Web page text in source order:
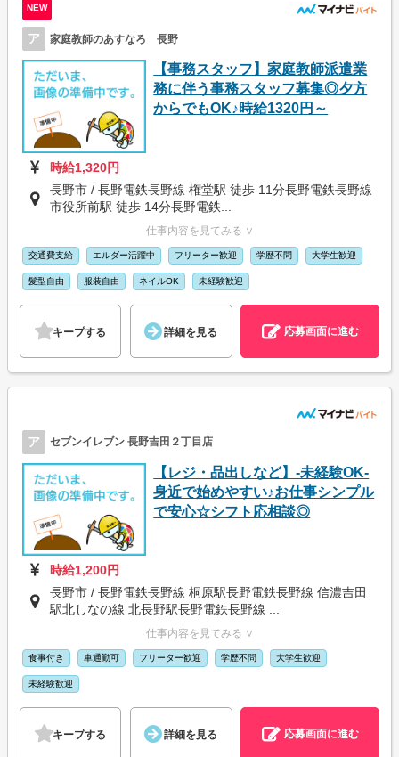
NEW
ア 家庭教師のあすなろ 長野
【事務スタッフ】家庭教師派遣業
務に伴う事務スタッフ募集◎夕方
からでもOK♪時給1320円～
時給1,320円
長野市 / 長野電鉄長野線 権堂駅 徒歩 11分長野電鉄長野線
市役所前駅 徒歩 14分長野電鉄...
仕事内容を見てみる ∨
交通費支給 エルダー活躍中 フリーター歓迎 学歴不問 大学生歓迎
髪型自由 服装自由 ネイルOK 未経験歓迎
キープする 詳細を見る 応募画面に進む
ア セブンイレブン 長野吉田２丁目店
【レジ・品出しなど】-未経験OK-
身近で始めやすい♪お仕事シンプル
で安心☆シフト応相談◎
時給1,200円
長野市 / 長野電鉄長野線 桐原駅長野電鉄長野線 信濃吉田
駅北しなの線 北長野駅長野電鉄長野線 ...
仕事内容を見てみる ∨
食事付き 車通勤可 フリーター歓迎 学歴不問 大学生歓迎
未経験歓迎
キープする 詳細を見る 応募画面に進む